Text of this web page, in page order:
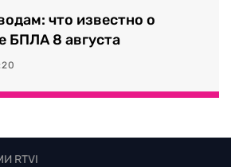
что известно о
БПЛА 8 августа
RTVI